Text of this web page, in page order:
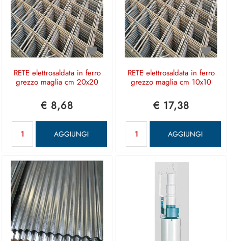
RETE elettrosaldata in ferro
grezzo maglia cm 20x20
€ 8,68
AGGIUNGI
RETE elettrosaldata in ferro
grezzo maglia cm 10x10
€ 17,38
AGGIUNGI